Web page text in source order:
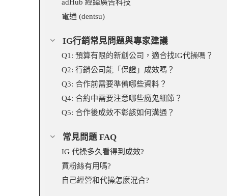
adHub 經緯廣告科技
電通 (dentsu)
IG行銷常見問題與專家建議
Q1: 預算有限的新創公司，適合找IG代操嗎？
Q2: 行銷公司能「保證」成效嗎？
Q3: 合作前需要準備哪些資料？
Q4: 合約中需要注意哪些魔鬼細節？
Q5: 合作後成效不彰該如何溝通？
常見問題 FAQ
IG 代操多久看得到成效?
買粉絲有用嗎?
自己經營和代操怎麼混合?